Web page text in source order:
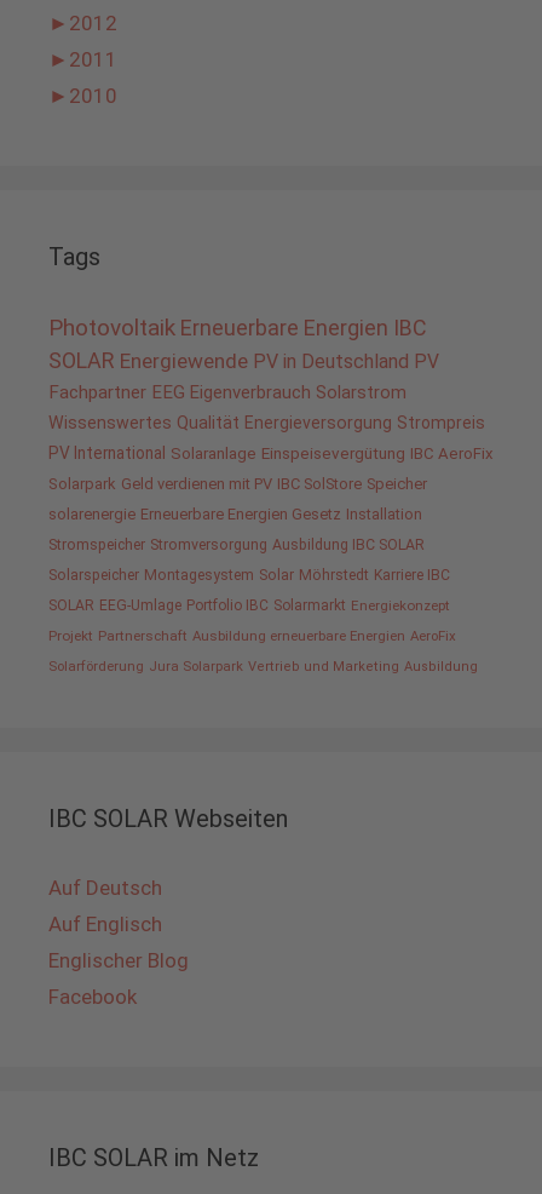
► 2012
► 2011
► 2010
Tags
Photovoltaik Erneuerbare Energien IBC
SOLAR Energiewende PV in Deutschland PV
Fachpartner EEG Eigenverbrauch Solarstrom
Wissenswertes Qualität Energieversorgung Strompreis
PV International Solaranlage Einspeisevergütung IBC AeroFix
Solarpark Geld verdienen mit PV IBC SolStore Speicher
solarenergie Erneuerbare Energien Gesetz Installation
Stromspeicher Stromversorgung Ausbildung IBC SOLAR
Solarspeicher Montagesystem Solar Möhrstedt Karriere IBC
SOLAR EEG-Umlage Portfolio IBC Solarmarkt Energiekonzept
Projekt Partnerschaft Ausbildung erneuerbare Energien AeroFix
Solarförderung Jura Solarpark Vertrieb und Marketing Ausbildung
IBC SOLAR Webseiten
Auf Deutsch
Auf Englisch
Englischer Blog
Facebook
IBC SOLAR im Netz